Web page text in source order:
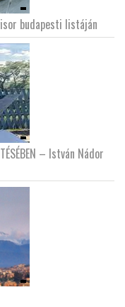
budapesti listáján
– István Nádor